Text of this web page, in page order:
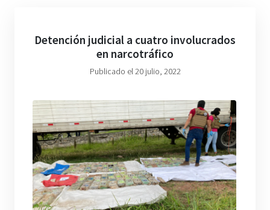
Detención judicial a cuatro involucrados
en narcotráfico
Publicado el 20 julio, 2022